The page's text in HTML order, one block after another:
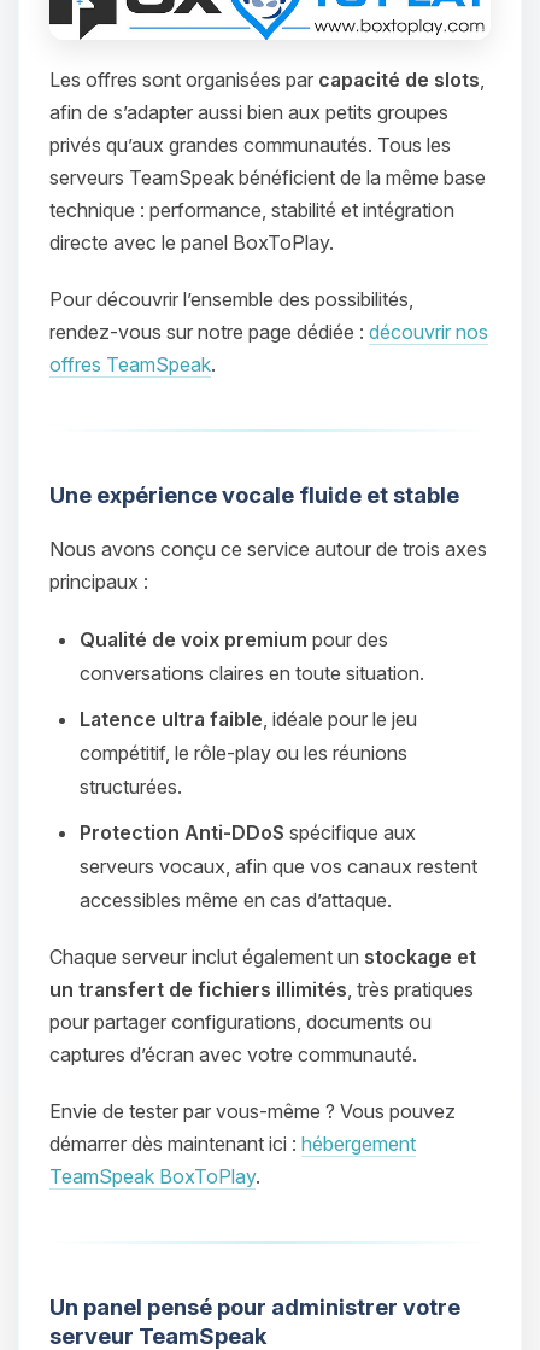
Les offres sont organisées par capacité de slots
afin de s’adapter aussi bien aux petits groupes
privés qu’aux grandes communautés. Tous les
serveurs TeamSpeak bénéficient de la même base
technique : performance, stabilité et intégration
directe avec le panel BoxToPlay.
Pour découvrir l’ensemble des possibilités,
rendez‑vous sur notre page dédiée : découvrir nos
offres TeamSpeak.
Une expérience vocale fluide et stable
Nous avons conçu ce service autour de trois axes
principaux :
Qualité de voix premium pour des
conversations claires en toute situation.
Latence ultra faible , idéale pour le jeu
compétitif, le rôle‑play ou les réunions
structurées.
Protection Anti‑DDoS spécifique aux
serveurs vocaux, afin que vos canaux restent
accessibles même en cas d’attaque.
Chaque serveur inclut également un stockage et
un transfert de fichiers illimités , très pratiques
pour partager configurations, documents ou
captures d’écran avec votre communauté.
Envie de tester par vous‑même ? Vous pouvez
démarrer dès maintenant ici : hébergement
TeamSpeak BoxToPlay.
Un panel pensé pour administrer votre
serveur TeamSpeak